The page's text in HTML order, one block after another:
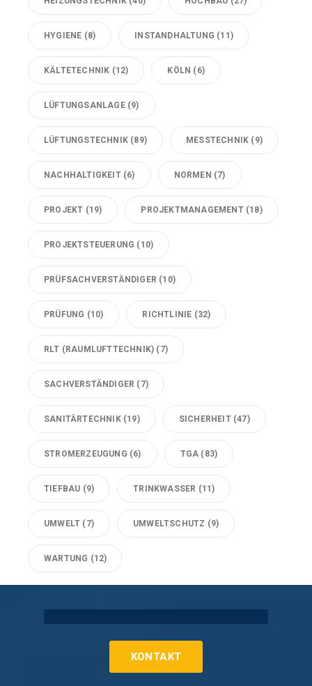
HYGIENE (8) INSTANDHALTUNG (11)
KÄLTETECHNIK (12) KÖLN (6)
LÜFTUNGSANLAGE(9)
LÜFTUNGSTECHNIK (89) MESSTECHNIK (9)
NACHHALTIGKEIT(6) NORMEN (7)
PROJEKT (19) PROJEKTMANAGEMENT(18)
PROJEKTSTEUERUNG (10)
PRÜFSACHVERSTÄNDIGER (10)
PRÜFUNG (10) RICHTLINIE (32)
RLT (RAUMLUFTTECHNIK) (7)
SACHVERSTÄNDIGER (7)
SANITÄRTECHNIK(19) SICHERHEIT(47)
STROMERZEUGUNG (6) TGA (83)
TIEFBAU (9) TRINKWASSER (11)
UMWELT (7) UMWELTSCHUTZ (9)
WARTUNG (12)
KONTAKT